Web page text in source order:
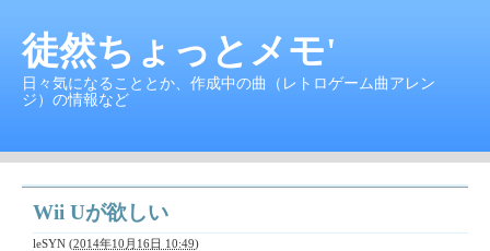
徒然ちょっとメモ'
日々気になることとか、作成中の曲（レトロゲーム曲アレン
ジ）の情報など
Wii Uが欲しい
leSYN (2014年10月16日 10:49)